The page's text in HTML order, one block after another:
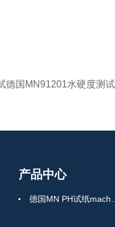
德国MN91201水硬度测试
产品中心